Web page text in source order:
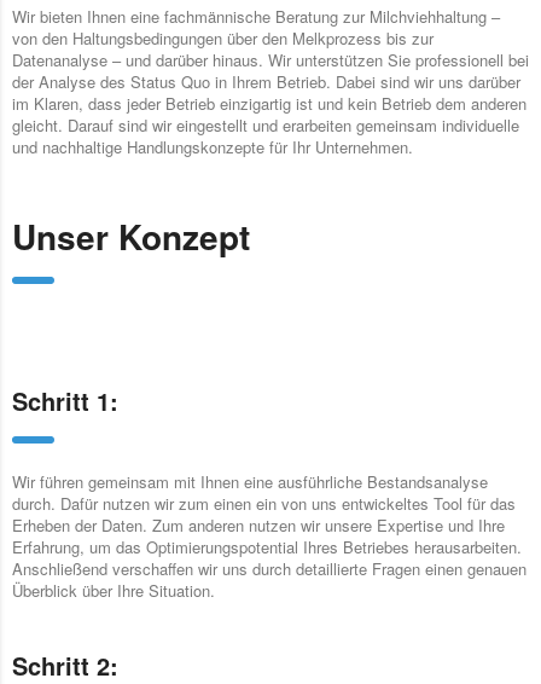
Wir bieten Ihnen eine fachmännische Beratung zur Milchviehhaltung –
von den Haltungsbedingungen über den Melkprozess bis zur
Datenanalyse – und darüber hinaus. Wir unterstützen Sie professionell bei
der Analyse des Status Quo in Ihrem Betrieb. Dabei sind wir uns darüber
im Klaren, dass jeder Betrieb einzigartig ist und kein Betrieb dem anderen
gleicht. Darauf sind wir eingestellt und erarbeiten gemeinsam individuelle
und nachhaltige Handlungskonzepte für Ihr Unternehmen.
Unser Konzept
Schritt 1:
Wir führen gemeinsam mit Ihnen eine ausführliche Bestandsanalyse
durch. Dafür nutzen wir zum einen ein von uns entwickeltes Tool für das
Erheben der Daten. Zum anderen nutzen wir unsere Expertise und Ihre
Erfahrung, um das Optimierungspotential Ihres Betriebes herausarbeiten.
Anschließend verschaffen wir uns durch detaillierte Fragen einen genauen
Überblick über Ihre Situation.
Schritt 2: